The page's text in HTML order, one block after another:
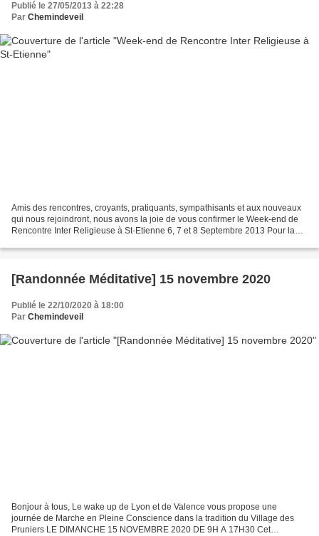
Publié le 27/05/2013 à 22:28
Par Chemindeveil
Amis des rencontres, croyants, pratiquants, sympathisants et aux nouveaux
qui nous rejoindront, nous avons la joie de vous confirmer le Week-end de
Rencontre Inter Religieuse à St-Etienne 6, 7 et 8 Septembre 2013 Pour la
[Randonnée Méditative] 15 novembre 2020
Publié le 22/10/2020 à 18:00
Par Chemindeveil
Bonjour à tous, Le wake up de Lyon et de Valence vous propose une
journée de Marche en Pleine Conscience dans la tradition du Village des
Pruniers LE DIMANCHE 15 NOVEMBRE 2020 DE 9H A 17H30 Cet